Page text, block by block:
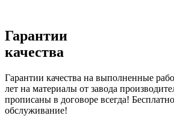
Гарантии
качества
Гарантии качества на выполненные
лет на материалы от завода
прописаны в договоре всегда!
обслуживание!